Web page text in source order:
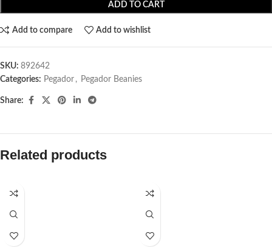
ADD TO CART
Add to compare Add to wishlist
SKU: 892642
Categories: Pegador​ , Pegador Beanies
Share:
Related products